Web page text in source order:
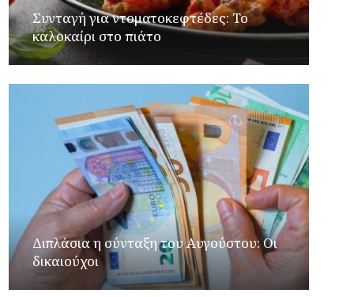
Συνταγή για ντοματοκεφτέδες: Το
καλοκαίρι στο πιάτο
Διπλάσια η σύνταξη του Αυγούστου: Οι
δικαιούχοι